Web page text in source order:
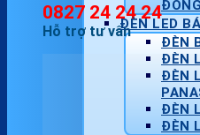
0827 24 24 24
Hỗ trợ tư vấn
ĐÔNG
ĐÈN LED
ĐÈN
ĐÈN
ĐÈN
ĐÈN
ĐÈN